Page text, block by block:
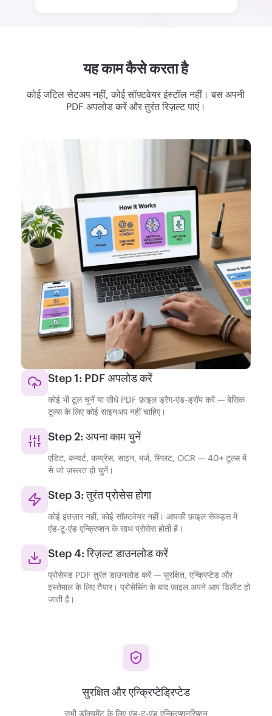
यह काम कैसे करता है
कोई जटिल सेटअप नहीं, कोई सॉफ़्टवेयर इंस्टॉल नहीं। बस अपनी
PDF अपलोड करें और तुरंत रिज़ल्ट पाएं।
Step 1: PDF अपलोड करें
कोई भी टूल चुनें या सीधे PDF फ़ाइल ड्रैग-एंड-ड्रॉप करें — बेसिक
टूल्स के लिए कोई साइनअप नहीं चाहिए।
Step 2: अपना काम चुनें
एडिट, कन्वर्ट, कम्प्रेस, साइन, मर्ज, स्प्लिट, OCR — 40+ टूल्स में
से जो ज़रूरत हो चुनें।
Step 3: तुरंत प्रोसेस होगा
कोई इंतज़ार नहीं, कोई सॉफ़्टवेयर नहीं। आपकी फ़ाइल सेकंड्स में
एंड-टू-एंड एन्क्रिप्शन के साथ प्रोसेस होती है।
Step 4: रिज़ल्ट डाउनलोड करें
प्रोसेस्ड PDF तुरंत डाउनलोड करें — सुरक्षित, एन्क्रिप्टेड और
इस्तेमाल के लिए तैयार। प्रोसेसिंग के बाद फ़ाइल अपने आप डिलीट हो
जाती है।
सुरक्षित और एन्क्रिप्टेड्रिप्टेड
सभी डॉक्युमेंट के लिए एंड-टू-एंड एन्क्रिप्शनरिप्शन